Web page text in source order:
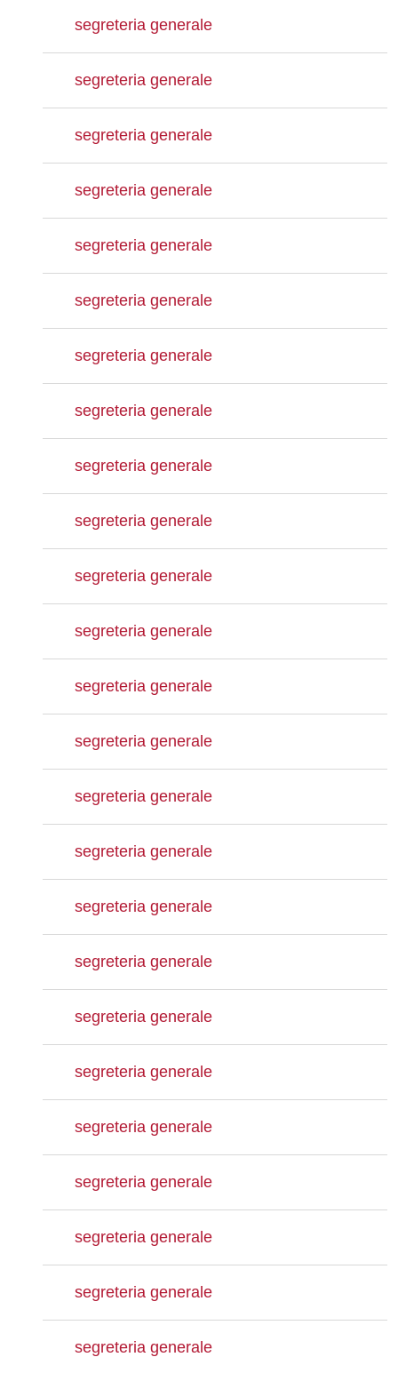
segreteria generale
segreteria generale
segreteria generale
segreteria generale
segreteria generale
segreteria generale
segreteria generale
segreteria generale
segreteria generale
segreteria generale
segreteria generale
segreteria generale
segreteria generale
segreteria generale
segreteria generale
segreteria generale
segreteria generale
segreteria generale
segreteria generale
segreteria generale
segreteria generale
segreteria generale
segreteria generale
segreteria generale
segreteria generale